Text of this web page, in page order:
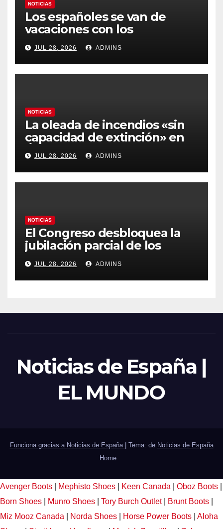
NOTICIAS
Los españoles se van de
vacaciones con los
carburantes hasta un 21%
más caros que el año pasado
y los hoteles disparados
JUL 28, 2026 ADMINS
NOTICIAS
La oleada de incendios «sin
capacidad de extinción» en
Ávila y al oeste de Madrid
obliga a declarar la
emergencia nacional
JUL 28, 2026 ADMINS
NOTICIAS
El Congreso desbloquea la
jubilación parcial de los
trabajadores laborales del
sector público
JUL 28, 2026 ADMINS
Noticias de España |
EL MUNDO
Funciona gracias a Noticias de España Tema: de Noticias de España
Home
Avenger Boots Mephisto Shoes Keen Canada Oboz Boots
Born Shoes
Munro Shoes Tory Burch Outlet Brunt Boots
Miz Mooz Canada
Norda Shoes Horse Power Boots
Aloha